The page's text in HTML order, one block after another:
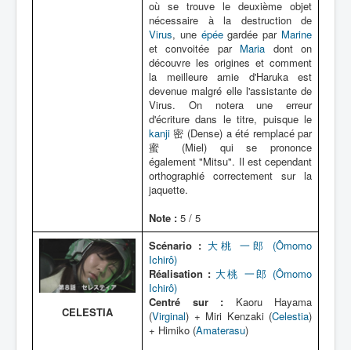
où se trouve le deuxième objet
nécessaire à la destruction de
Virus, une épéegardée par Marine
et convoitée par Maria dont on
découvre les origines et comment
la meilleure amie d'Haruka est
devenue malgré elle l'assistante de
Virus. On notera une erreur
d'écriture dans le titre, puisque le
kanji 密 (Dense) a été remplacé par
蜜 (Miel) qui se prononce
également "Mitsu". Il est cependant
orthographié correctement sur la
jaquette.
Note : 5 / 5
CELESTIA
Scénario : 大桃 一郎 (Ômomo
Ichirô)
Réalisation : 大桃 一郎 (Ômomo
Ichirô)
Centré sur : Kaoru Hayama
(Virginal) + Miri Kenzaki (Celestia)
+ Himiko (Amaterasu)